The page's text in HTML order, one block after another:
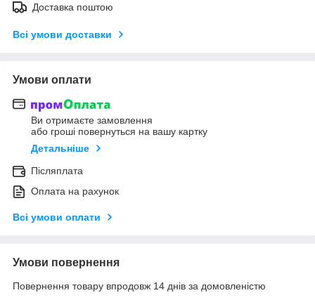
Доставка поштою
Всі умови доставки
Умови оплати
Ви отримаєте замовлення
або гроші повернуться на вашу картку
Детальніше
Післяплата
Оплата на рахунок
Всі умови оплати
Умови повернення
Повернення товару впродовж 14 днів за домовленістю